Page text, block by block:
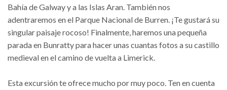
Bahía de Galway y a las Islas Aran. También nos
adentraremos en el Parque Nacional de Burren. ¡Te gustará su
singular paisaje rocoso! Finalmente, haremos una pequeña
parada en Bunratty para hacer unas cuantas fotos a su castillo
medieval en el camino de vuelta a Limerick.
Esta excursión te ofrece mucho por muy poco. Ten en cuenta